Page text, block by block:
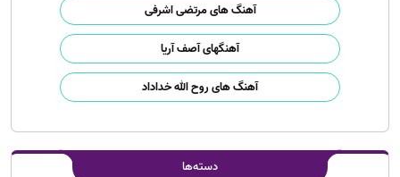
آهنگ های مرتضی اشرفی
آهنگهای آصف آریا
آهنگ های روح الله خداداد
دسته‌ها